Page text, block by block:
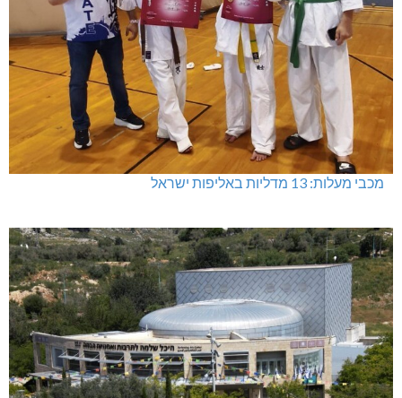
מכבי מעלות: 13 מדליות באליפות ישראל